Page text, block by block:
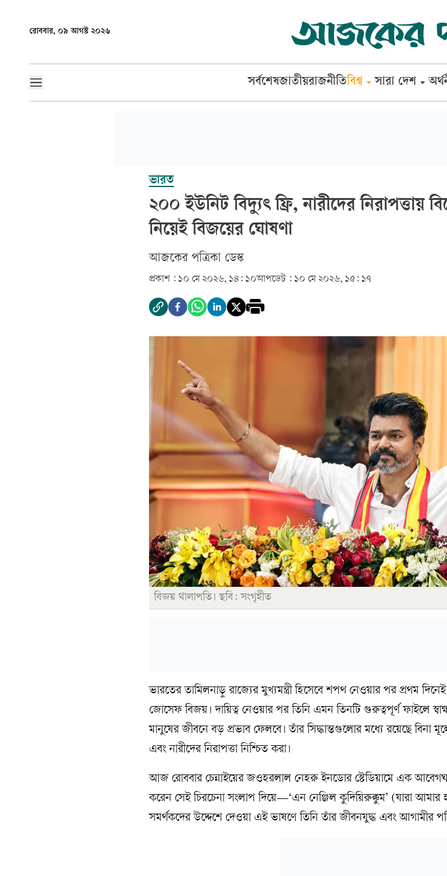
রোববার, ০৯ আগস্ট ২০২৬
সর্বশেষজাতীয়রাজনীতিবিশ্ব সারা দেশ
ভারত
২০০ ইউনিট বিদ্যুৎ ফ্রি, নারীদের নিরাপত্তায়
নিয়েই বিজয়ের ঘোষণা
আজকের পত্রিকা ডেস্ক­
প্রকাশ : ১০ মে ২০২৬, ১৪: ১০আপডেট : ১০ মে ২০২৬, ১৫: ১৭
বিজয় থালাপতি। ছবি: সংগৃহীত
ভারতের তামিলনাড়ু রাজ্যের মুখ্যমন্ত্রী হিসেবে শপথ নেওয়ার পর প্রথম
জোসেফ বিজয়। দায়িত্ব নেওয়ার পর তিনি এমন তিনটি গুরুত্বপূর্ণ ফাইলে
মানুষের জীবনে বড় প্রভাব ফেলবে। তাঁর সিদ্ধান্তগুলোর মধ্যে রয়েছে বিনা
এবং নারীদের নিরাপত্তা নিশ্চিত করা।
আজ রোববার চেন্নাইয়ের জওহরলাল নেহরু ইনডোর স্টেডিয়ামে এক
করেন সেই চিরচেনা সংলাপ দিয়ে—‘এন নেঞ্জিল কুদিয়িরুক্কুম’ (যারা
সমর্থকদের উদ্দেশে দেওয়া এই ভাষণে তিনি তাঁর জীবনযুদ্ধ এবং আগামীর